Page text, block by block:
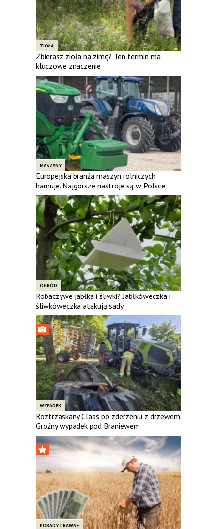
ZIOŁA
Zbierasz zioła na zimę? Ten termin ma
kluczowe znaczenie
MASZYNY
Europejska branża maszyn rolniczych
hamuje. Najgorsze nastroje są w Polsce
OGRÓD
Robaczywe jabłka i śliwki? Jabłkóweczka i
śliwkóweczka atakują sady
WYPADEK
Roztrzaskany Claas po zderzeniu z drzewem.
Groźny wypadek pod Braniewem
PORADY PRAWNE